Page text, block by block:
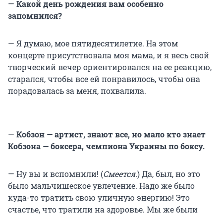
— Какой день рождения вам особенно
запомнился?
— Я думаю, мое пятидесятилетие. На этом
концерте присутствовала моя мама, и я весь свой
творческий вечер ориентировался на ее реакцию,
старался, чтобы все ей понравилось, чтобы она
порадовалась за меня, похвалила.
— Кобзон — артист, знают все, но мало кто знает
Кобзона — боксера, чемпиона Украины по боксу.
— Ну вы и вспомнили! (Смеется.) Да, был, но это
было мальчишеское увлечение. Надо же было
куда-то тратить свою уличную энергию! Это
счастье, что тратили на здоровье. Мы же были